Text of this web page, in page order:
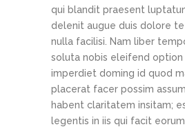
qui blandit praesent
delenit augue duis dolore
nulla facilisi. Nam liber
soluta nobis eleifend option
imperdiet doming id quod
placerat facer possim
habent claritatem insitam;
legentis in iis qui facit